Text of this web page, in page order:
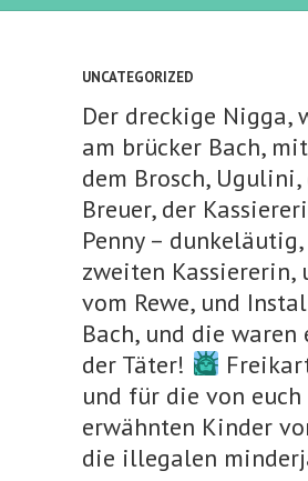
UNCATEGORIZED
Der dreckige Nigga,
am brücker Bach,
dem Brosch, Ugulini,
Breuer, der
Penny –
zweiten Kassiererin,
vom Rewe, und
Bach, und die waren
der Täter!
und für die von euch
erwähnten Kinder
die illegalen